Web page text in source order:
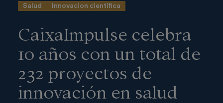
Salud Innovacion cientifica
CaixaImpulse celebra
10 años con un total de
232 proyectos de
innovación en salud